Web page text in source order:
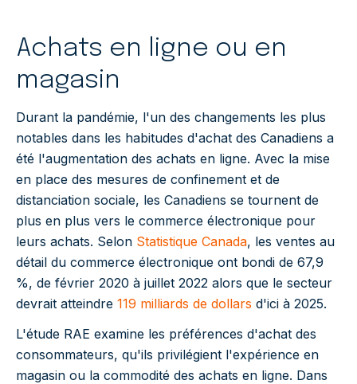
Achats en ligne ou en
magasin
Durant la pandémie, l'un des changements les plus
notables dans les habitudes d'achat des Canadiens a
été l'augmentation des achats en ligne. Avec la mise
en place des mesures de confinement et de
distanciation sociale, les Canadiens se tournent de
plus en plus vers le commerce électronique pour
leurs achats. Selon Statistique Canada, les ventes au
détail du commerce électronique ont bondi de 67,9
%, de février 2020 à juillet 2022 alors que le secteur
devrait atteindre 119 milliards de dollars d'ici à 2025.
L'étude RAE examine les préférences d'achat des
consommateurs, qu'ils privilégient l'expérience en
magasin ou la commodité des achats en ligne. Dans